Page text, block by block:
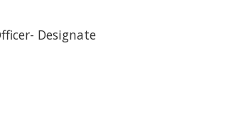
Designate